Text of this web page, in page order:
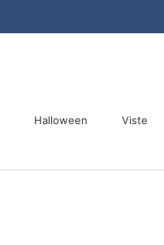
Halloween Viste